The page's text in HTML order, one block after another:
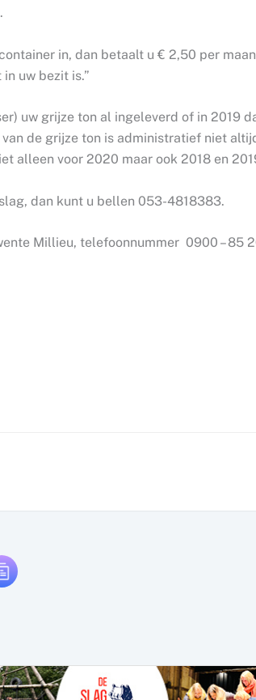
in, dan betaalt u € 2,50 per
uw bezit is.”
uw grijze ton al ingeleverd of in 2019
van de grijze ton is administratief niet
alleen voor 2020 maar ook 2018 en
dan kunt u bellen 053-4818383.
Millieu, telefoonnummer 0900 – 85